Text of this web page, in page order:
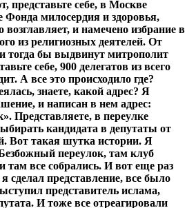
представьте себе, в Москве
Фонда милосердия и здоровья,
и намечено избрание в
из религиозных деятелей. От
тогда бы выдвинут митрополит
себе, 900 делегатов из всего
А все это происходило где?
знаете, какой адрес? Я
и написан в нем адрес:
Представляете, в переулке
кандидата в депутаты от
Вот такая шутка истории. Я
переулок, там клуб
там все собрались. И вот еще раз
сделал представление, все было
представитель ислама,
И тоже все отреагировали